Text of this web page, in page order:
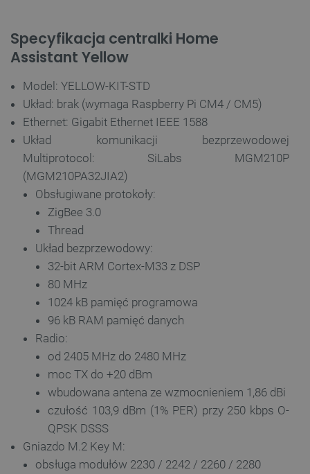
Specyfikacja centralki Home
Assistant Yellow
Model: YELLOW-KIT-STD
Układ: brak (wymaga Raspberry Pi CM4 / CM5)
Ethernet: Gigabit Ethernet IEEE 1588
Układ komunikacji bezprzewodowej
Multiprotocol: SiLabs MGM210P
(MGM210PA32JIA2)
Obsługiwane protokoły:
ZigBee 3.0
Thread
Układ bezprzewodowy:
32-bit ARM Cortex-M33 z DSP
80 MHz
1024 kB pamięć programowa
96 kB RAM pamięć danych
Radio:
od 2405 MHz do 2480 MHz
moc TX do +20 dBm
wbudowana antena ze wzmocnieniem 1,86 dBi
czułość 103,9 dBm (1% PER) przy 250 kbps O-
QPSK DSSS
Gniazdo M.2 Key M:
obsługa modułów 2230 / 2242 / 2260 / 2280
PHPSESSID
_smvs
Quality Unit LLC
botland.com.pl